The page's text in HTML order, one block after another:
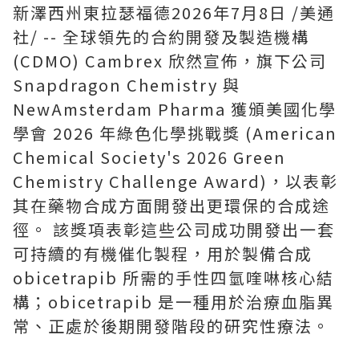
新澤西州東拉瑟福德2026年7月8日 /美通
社/ -- 全球領先的合約開發及製造機構
(CDMO) Cambrex 欣然宣佈，旗下公司
Snapdragon Chemistry 與
NewAmsterdam Pharma 獲頒美國化學
學會 2026 年綠色化學挑戰獎 (American
Chemical Society's 2026 Green
Chemistry Challenge Award)，以表彰
其在藥物合成方面開發出更環保的合成途
徑。 該獎項表彰這些公司成功開發出一套
可持續的有機催化製程，用於製備合成
obicetrapib 所需的手性四氫喹啉核心結
構；obicetrapib 是一種用於治療血脂異
常、正處於後期開發階段的研究性療法。